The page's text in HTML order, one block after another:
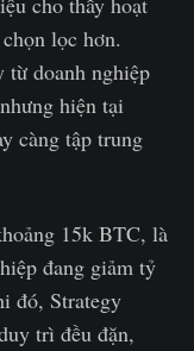
lọc hơn.
doanh nghiệp
hiện tại
càng tập trung
15k BTC, là
đang giảm tỷ
đó, Strategy
trì đều đặn,